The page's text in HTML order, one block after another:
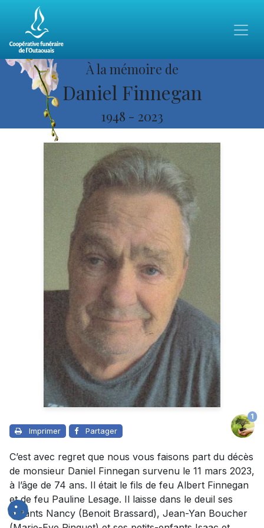
À la mémoire de
Daniel Finnegan
1948 - 2023
Imprimer Partager
1
C’est avec regret que nous vous faisons part du décès
de monsieur Daniel Finnegan survenu le 11 mars 2023,
à l’âge de 74 ans. Il était le fils de feu Albert Finnegan
et de feu Pauline Lesage. Il laisse dans le deuil ses
enfants Nancy (Benoit Brassard), Jean-Yan Boucher